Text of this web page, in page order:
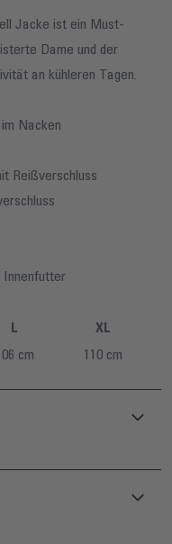
Jacke ist ein Must-
Dame und der
an kühleren Tagen.
Nacken
Reißverschluss
Innenfutter
L
XL
cm 110 cm